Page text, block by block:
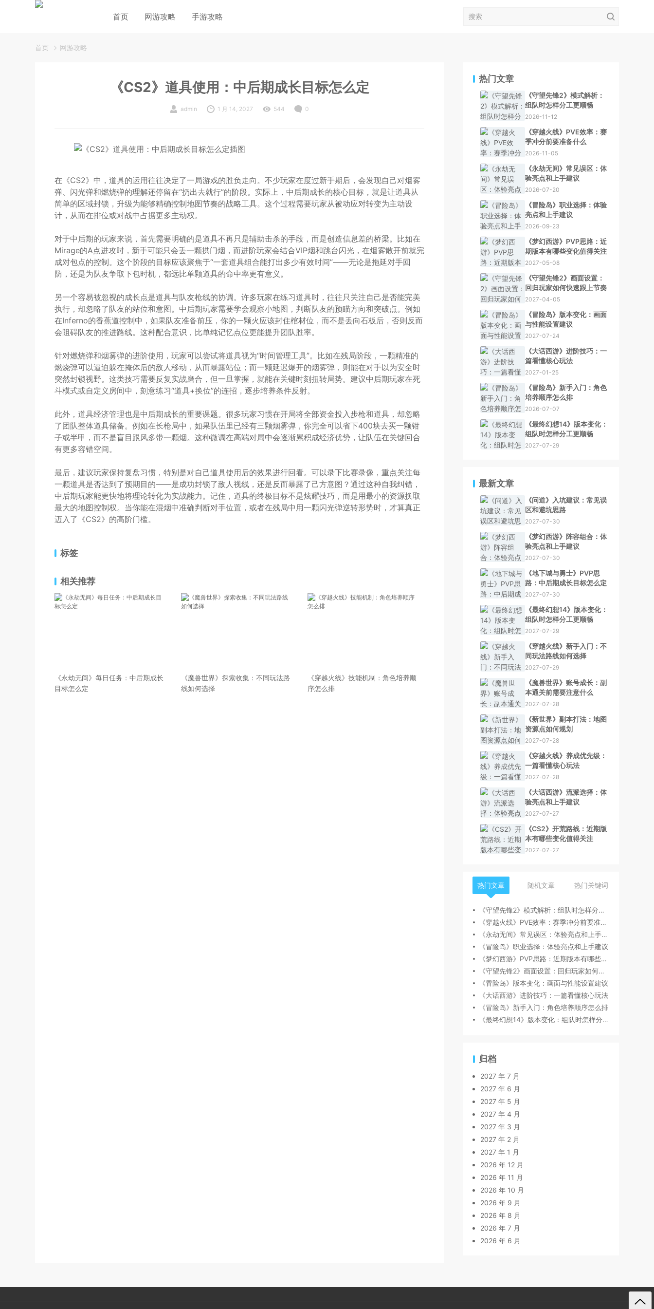
首页 网游攻略 手游攻略
首页 网游攻略
《CS2》道具使用：中后期成长目标怎么定
admin 1 月 14, 2027 544 0
在《CS2》中，道具的运用往往决定了一局游戏的胜负走向。不少玩家在度过新手期后，会发现自己对烟雾
弹、闪光弹和燃烧弹的理解还停留在“扔出去就行”的阶段。实际上，中后期成长的核心目标，就是让道具从
简单的区域封锁，升级为能够精确控制地图节奏的战略工具。这个过程需要玩家从被动应对转变为主动设
计，从而在排位或对战中占据更多主动权。
对于中后期的玩家来说，首先需要明确的是道具不再只是辅助击杀的手段，而是创造信息差的桥梁。比如在
Mirage的A点进攻时，新手可能只会丢一颗拱门烟，而进阶玩家会结合VIP烟和跳台闪光，在烟雾散开前就完
成对包点的控制。这个阶段的目标应该聚焦于“一套道具组合能打出多少有效时间”——无论是拖延对手回
防，还是为队友争取下包时机，都远比单颗道具的命中率更有意义。
另一个容易被忽视的成长点是道具与队友枪线的协调。许多玩家在练习道具时，往往只关注自己是否能完美
执行，却忽略了队友的站位和意图。中后期玩家需要学会观察小地图，判断队友的预瞄方向和突破点。例如
在Inferno的香蕉道控制中，如果队友准备前压，你的一颗火应该封住棺材位，而不是丢向石板后，否则反而
会阻碍队友的推进路线。这种配合意识，比单纯记忆点位更能提升团队胜率。
针对燃烧弹和烟雾弹的进阶使用，玩家可以尝试将道具视为“时间管理工具”。比如在残局阶段，一颗精准的
燃烧弹可以逼迫躲在掩体后的敌人移动，从而暴露站位；而一颗延迟爆开的烟雾弹，则能在对手以为安全时
突然封锁视野。这类技巧需要反复实战磨合，但一旦掌握，就能在关键时刻扭转局势。建议中后期玩家在死
斗模式或自定义房间中，刻意练习“道具+换位”的连招，逐步培养条件反射。
此外，道具经济管理也是中后期成长的重要课题。很多玩家习惯在开局将全部资金投入步枪和道具，却忽略
了团队整体道具储备。例如在长枪局中，如果队伍里已经有三颗烟雾弹，你完全可以省下400块去买一颗钳
子或半甲，而不是盲目跟风多带一颗烟。这种微调在高端对局中会逐渐累积成经济优势，让队伍在关键回合
有更多容错空间。
最后，建议玩家保持复盘习惯，特别是对自己道具使用后的效果进行回看。可以录下比赛录像，重点关注每
一颗道具是否达到了预期目的——是成功封锁了敌人视线，还是反而暴露了己方意图？通过这种自我纠错，
中后期玩家能更快地将理论转化为实战能力。记住，道具的终极目标不是炫耀技巧，而是用最小的资源换取
最大的地图控制权。当你能在混烟中准确判断对手位置，或者在残局中用一颗闪光弹逆转形势时，才算真正
迈入了《CS2》的高阶门槛。
标签
相关推荐
《永劫无间》每日任务：中后期成长
目标怎么定
《魔兽世界》探索收集：不同玩法路
线如何选择
《穿越火线》技能机制：角色培养顺
序怎么排
热门文章
《守望先锋2》模式解析：
组队时怎样分工更顺畅
2026-11-12
《穿越火线》PVE效率：赛
季冲分前要准备什么
2026-11-05
《永劫无间》常见误区：体
验亮点和上手建议
2026-07-20
《冒险岛》职业选择：体验
亮点和上手建议
2026-09-23
《梦幻西游》PVP思路：近
期版本有哪些变化值得关注
2027-05-08
《守望先锋2》画面设置：
回归玩家如何快速跟上节奏
2027-04-05
《冒险岛》版本变化：画面
与性能设置建议
2027-07-24
《大话西游》进阶技巧：一
篇看懂核心玩法
2027-01-25
《冒险岛》新手入门：角色
培养顺序怎么排
2026-07-07
《最终幻想14》版本变化：
组队时怎样分工更顺畅
2027-07-29
最新文章
《问道》入坑建议：常见误
区和避坑思路
2027-07-30
《梦幻西游》阵容组合：体
验亮点和上手建议
2027-07-30
《地下城与勇士》PVP思
路：中后期成长目标怎么定
2027-07-30
《最终幻想14》版本变化：
组队时怎样分工更顺畅
2027-07-29
《穿越火线》新手入门：不
同玩法路线如何选择
2027-07-29
《魔兽世界》账号成长：副
本通关前需要注意什么
2027-07-28
《新世界》副本打法：地图
资源点如何规划
2027-07-28
《穿越火线》养成优先级：
一篇看懂核心玩法
2027-07-28
《大话西游》流派选择：体
验亮点和上手建议
2027-07-27
《CS2》开荒路线：近期版
本有哪些变化值得关注
2027-07-27
热门文章 随机文章 热门关键词
《守望先锋2》模式解析：组队时怎样分工更顺畅
《穿越火线》PVE效率：赛季冲分前要准备什么
《永劫无间》常见误区：体验亮点和上手建议
《冒险岛》职业选择：体验亮点和上手建议
《梦幻西游》PVP思路：近期版本有哪些变化值得关注
《守望先锋2》画面设置：回归玩家如何快速跟上节奏
《冒险岛》版本变化：画面与性能设置建议
《大话西游》进阶技巧：一篇看懂核心玩法
《冒险岛》新手入门：角色培养顺序怎么排
《最终幻想14》版本变化：组队时怎样分工更顺畅
归档
2027 年 7 月
2027 年 6 月
2027 年 5 月
2027 年 4 月
2027 年 3 月
2027 年 2 月
2027 年 1 月
2026 年 12 月
2026 年 11 月
2026 年 10 月
2026 年 9 月
2026 年 8 月
2026 年 7 月
2026 年 6 月